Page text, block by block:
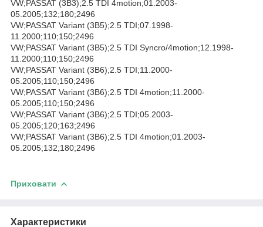
VW;PASSAT (3B3);2.5 TDI 4motion;01.2003-
05.2005;132;180;2496
VW;PASSAT Variant (3B5);2.5 TDI;07.1998-
11.2000;110;150;2496
VW;PASSAT Variant (3B5);2.5 TDI Syncro/4motion;12.1998-
11.2000;110;150;2496
VW;PASSAT Variant (3B6);2.5 TDI;11.2000-
05.2005;110;150;2496
VW;PASSAT Variant (3B6);2.5 TDI 4motion;11.2000-
05.2005;110;150;2496
VW;PASSAT Variant (3B6);2.5 TDI;05.2003-
05.2005;120;163;2496
VW;PASSAT Variant (3B6);2.5 TDI 4motion;01.2003-
05.2005;132;180;2496
Приховати
Характеристики